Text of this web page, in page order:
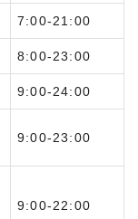
7:00-21:00
8:00-23:00
9:00-24:00
9:00-23:00
9:00-22:00